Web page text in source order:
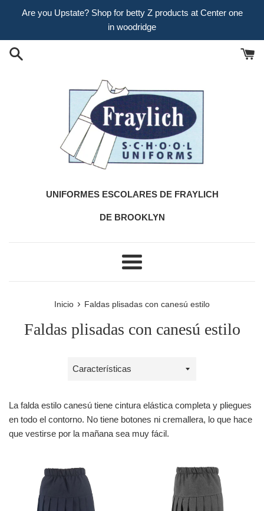
directamente
contenido
Are you Upstate? Shop for betty Z products at Center one
in woodridge
UNIFORMES ESCOLARES DE FRAYLICH
DE BROOKLYN
Más
Inicio › Faldas plisadas con canesú estilo
Faldas plisadas con canesú estilo
Ordenar
La falda estilo canesú tiene cintura elástica completa y pliegues
en todo el contorno. No tiene botones ni cremallera, lo que hace
que vestirse por la mañana sea muy fácil.